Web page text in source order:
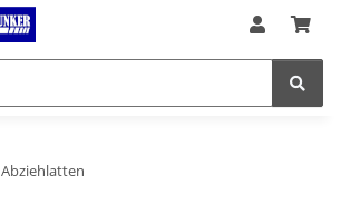
Abziehlatten